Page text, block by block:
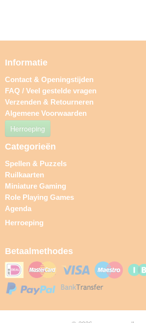
Informatie
Contact & Openingstijden
FAQ / Veel gestelde vragen
Verzenden & Retourneren
Algemene Voorwaarden
Herroeping
Categorieën
Spellen & Puzzels
Ruilkaarten
Miniature Gaming
Role Playing Games
Agenda
Herroeping
Betaalmethodes